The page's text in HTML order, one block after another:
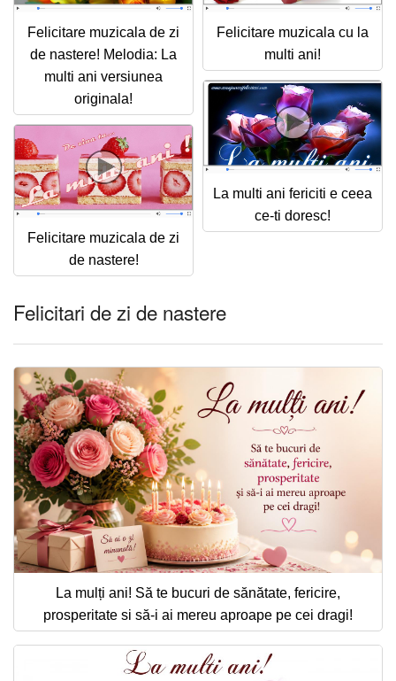
Felicitare muzicala de zi
de nastere! Melodia: La
multi ani versiunea
originala!
Felicitare muzicala cu la
multi ani!
La multi ani fericiti e ceea
ce-ti doresc!
Felicitare muzicala de zi
de nastere!
Felicitari de zi de nastere
La mulți ani! Să te bucuri de sănătate, fericire,
prosperitate si să-i ai mereu aproape pe cei dragi!